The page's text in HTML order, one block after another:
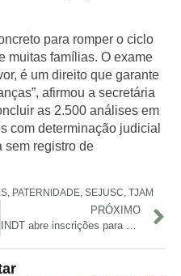
para romper o ciclo
muitas famílias. O exame
é um direito que garante
afirmou a secretária
as 2.500 análises em
com determinação judicial
sem registro de
PATERNIDADE SEJUSC TJAM
PRÓXIMO
INDT abre inscrições para curso gratuito de Cibersegurança focado em IoT industrial